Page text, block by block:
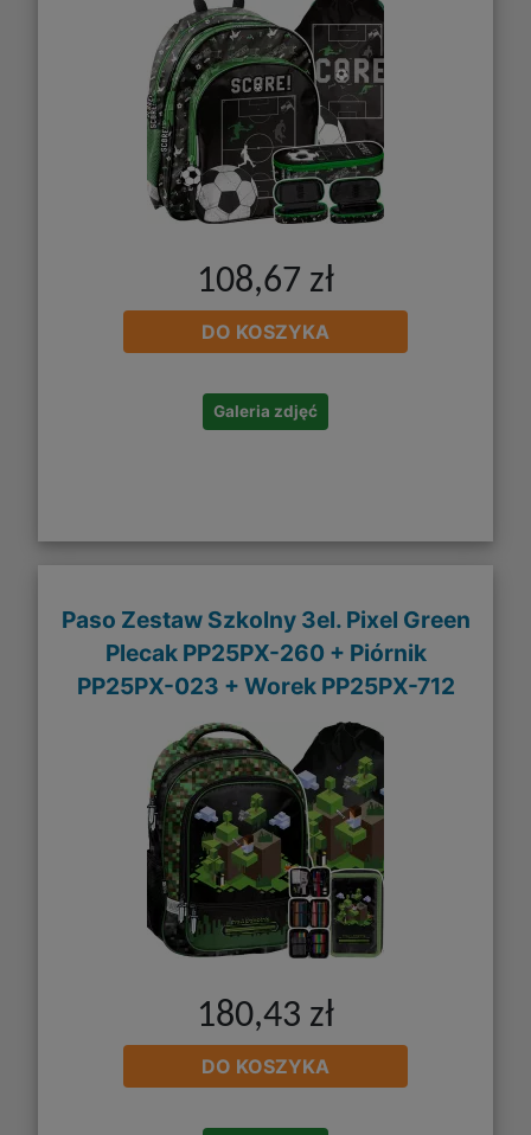
108,67 zł
DO KOSZYKA
Galeria zdjęć
Paso Zestaw Szkolny 3el. Pixel Green
Plecak PP25PX-260 + Piórnik
PP25PX-023 + Worek PP25PX-712
180,43 zł
DO KOSZYKA